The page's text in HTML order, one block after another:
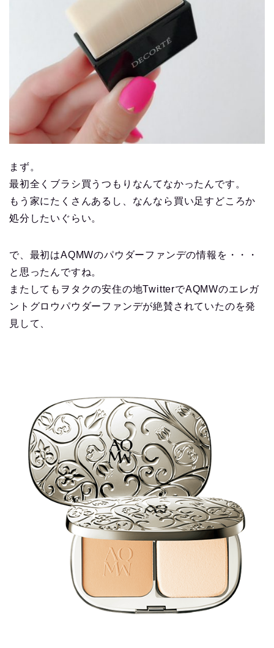
まず。
最初全くブラシ買うつもりなんてなかったんです。
もう家にたくさんあるし、なんなら買い足すどころか
処分したいぐらい。
で、最初はAQMWのパウダーファンデの情報を・・・
と思ったんですね。
またしてもヲタクの安住の地TwitterでAQMWのエレガ
ントグロウパウダーファンデが絶賛されていたのを発
見して、